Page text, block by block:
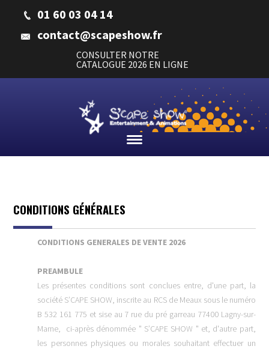
01 60 03 04 14
contact@scapeshow.fr
CONSULTER NOTRE
CATALOGUE 2026 EN LIGNE
CONDITIONS GÉNÉRALES
CONDITIONS GENERALES DE VENTE 2026
PREAMBULE
Les présentes conditions sont conclues entre, d'une part, la
société S’CAPE SHOW, inscrite au RCS de Meaux sous le numéro
B 532 161 775 et sise au 7 rue du pré garreau 77400 Lagny-sur-
Marne, ci-après dénommée " S’CAPE SHOW " et, d'autre part,
les personnes physiques ou morales souhaitant effectuer un